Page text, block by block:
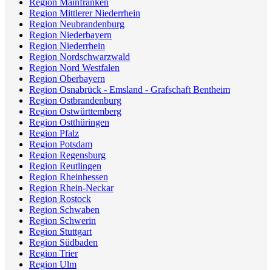
Region Mainfranken
Region Mittlerer Niederrhein
Region Neubrandenburg
Region Niederbayern
Region Niederrhein
Region Nordschwarzwald
Region Nord Westfalen
Region Oberbayern
Region Osnabrück - Emsland - Grafschaft Bentheim
Region Ostbrandenburg
Region Ostwürttemberg
Region Ostthüringen
Region Pfalz
Region Potsdam
Region Regensburg
Region Reutlingen
Region Rheinhessen
Region Rhein-Neckar
Region Rostock
Region Schwaben
Region Schwerin
Region Stuttgart
Region Südbaden
Region Trier
Region Ulm